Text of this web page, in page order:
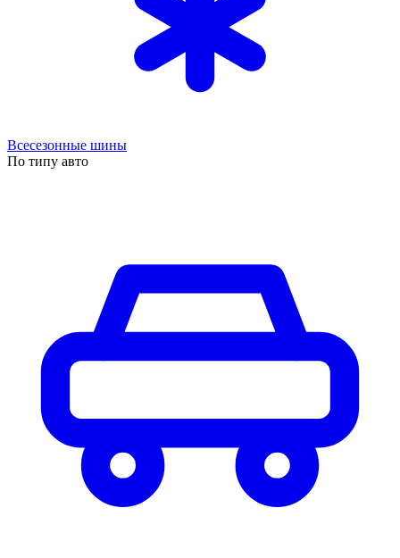
Всесезонные шины
По типу авто